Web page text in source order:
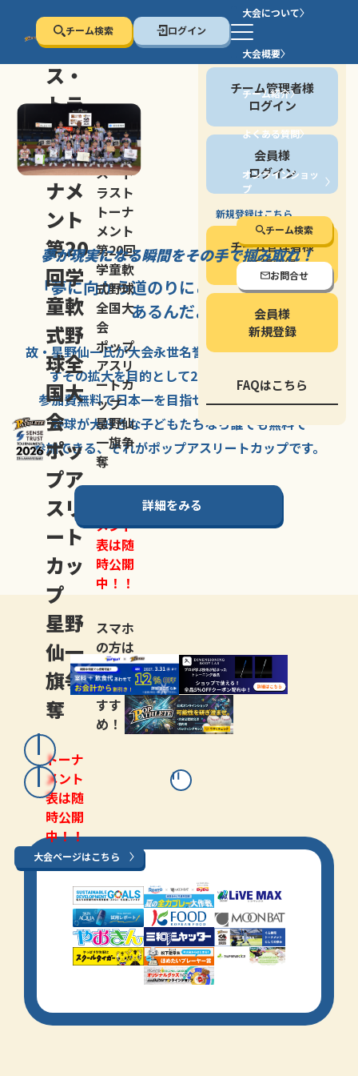
チーム検索 ログイン
大会について
大会概要
チーム紹介
よくある質問
オンラインショッ
プ
チーム検索
お問合せ
停止する
セン
ス・
トラ
スト
トー
ナメ
ント
第20
回学
童軟
式野
球全
国大
会
ポッ
プア
スリ
ート
カッ
プ
星野
仙一
旗争
奪
トーナ
メント
表は随
時公開
中！！
セン
ス・ト
ラスト
トーナ
メント
第20回
学童軟
式野球
全国大
会
ポップ
アスリ
ートカ
ップ
星野仙
一旗争
奪
メント
表は随
時公開
中！！
スマホ
の方は
LINE登
録がお
すす
め！
大会ページはこちら
会員の方
チーム管理者様
ログイン
会員様
ログイン
新規登録はこちら
チーム管理者様
新規登録
会員様
新規登録
FAQはこちら
夢が現実になる瞬間をその手で掴み取れ！
「夢に向かう道のりにこそ大きな意味が
あるんだよ」
故・星野仙一氏が大会永世名誉会長を務める、野球の
すその拡大を目的として2007年に
参加費無料で日本一を目指せる唯一の野球大会。
野球が大好きな子どもたちなら誰でも無料で
参加できる、それがポップアスリートカップです。
詳細をみる